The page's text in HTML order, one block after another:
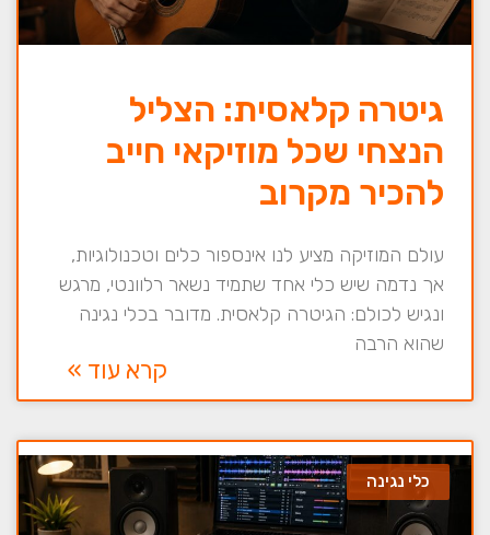
גיטרה קלאסית: הצליל
הנצחי שכל מוזיקאי חייב
להכיר מקרוב
עולם המוזיקה מציע לנו אינספור כלים וטכנולוגיות,
אך נדמה שיש כלי אחד שתמיד נשאר רלוונטי, מרגש
ונגיש לכולם: הגיטרה קלאסית. מדובר בכלי נגינה
שהוא הרבה
קרא עוד »
כלי נגינה